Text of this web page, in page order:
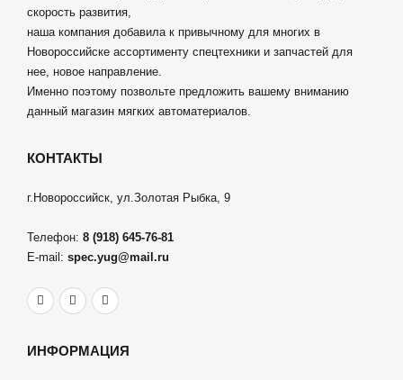
скорость развития,
наша компания добавила к привычному для многих в
Новороссийске ассортименту спецтехники и запчастей для
нее, новое направление.
Именно поэтому позвольте предложить вашему вниманию
данный магазин мягких автоматериалов.
КОНТАКТЫ
г.Новороссийск, ул.Золотая Рыбка, 9
Телефон: 8 (918) 645-76-81
E-mail: spec.yug@mail.ru
ИНФОРМАЦИЯ